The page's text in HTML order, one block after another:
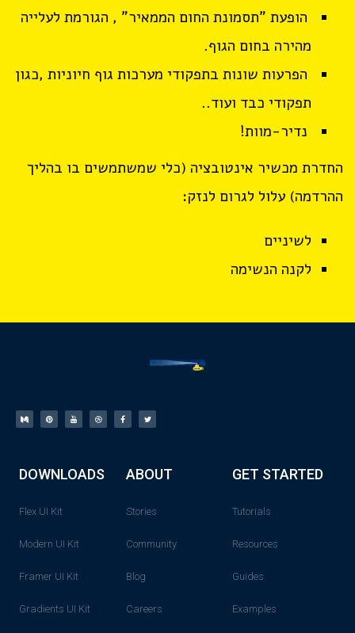
הופעת "תסמונת החום הממאיר" , הגורמת לעלייה
מהירה בחום הגוף.
הפרעות שונות בתפקודי מערכות גוף חיוניות ,כגון
תפקודי כבד ועוד..
נדיר-מוות!
החדרת מכשיר אינטובציה (כלי שמשתמשים בו בהליך
ההרדמה) עלול לגרום לנזק:
לשיניים
לקנה הנשימה
GET STARTED
Tutorials
Resources
Guides
Examples
ABOUT
Stories
Community
Blog
Careers
DOWNLOADS
Flex UI Kit
Modern UI Kit
Framer UI Kit
Gradients UI Kit